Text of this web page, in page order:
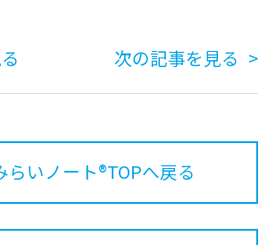
次の記事を見る
らいノート®TOPへ戻る